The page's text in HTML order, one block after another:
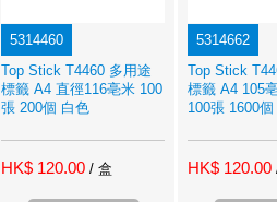
5314460
Top Stick T4460 多用途
標籤 A4 直徑116亳米 100
張 200個 白色
HK$ 120.00 / 盒
5314662
Top Stick
標籤 A4 105
100張 1600
HK$ 120.00